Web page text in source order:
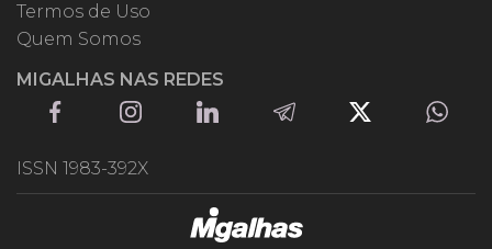
Termos de Uso
Quem Somos
MIGALHAS NAS REDES
ISSN 1983-392X